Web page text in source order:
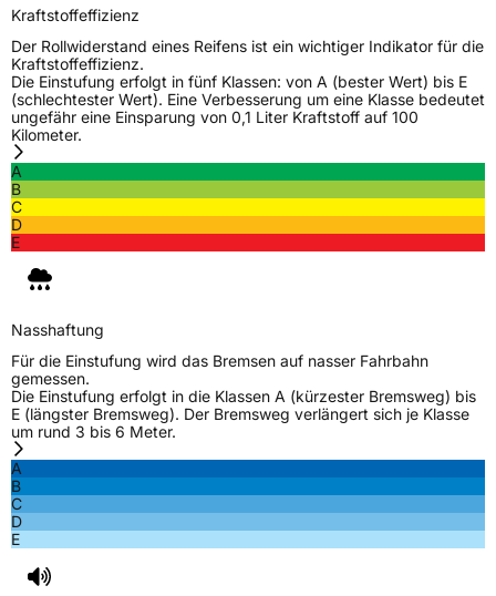
Kraftstoffeffizienz
Der Rollwiderstand eines Reifens ist ein wichtiger Indikator für die
Kraftstoffeffizienz.
Die Einstufung erfolgt in fünf Klassen: von A (bester Wert) bis E
(schlechtester Wert). Eine Verbesserung um eine Klasse bedeutet
ungefähr eine Einsparung von 0,1 Liter Kraftstoff auf 100
Kilometer.
A
B
C
D
E
Nasshaftung
Für die Einstufung wird das Bremsen auf nasser Fahrbahn
gemessen.
Die Einstufung erfolgt in die Klassen A (kürzester Bremsweg) bis
E (längster Bremsweg). Der Bremsweg verlängert sich je Klasse
um rund 3 bis 6 Meter.
A
B
C
D
E